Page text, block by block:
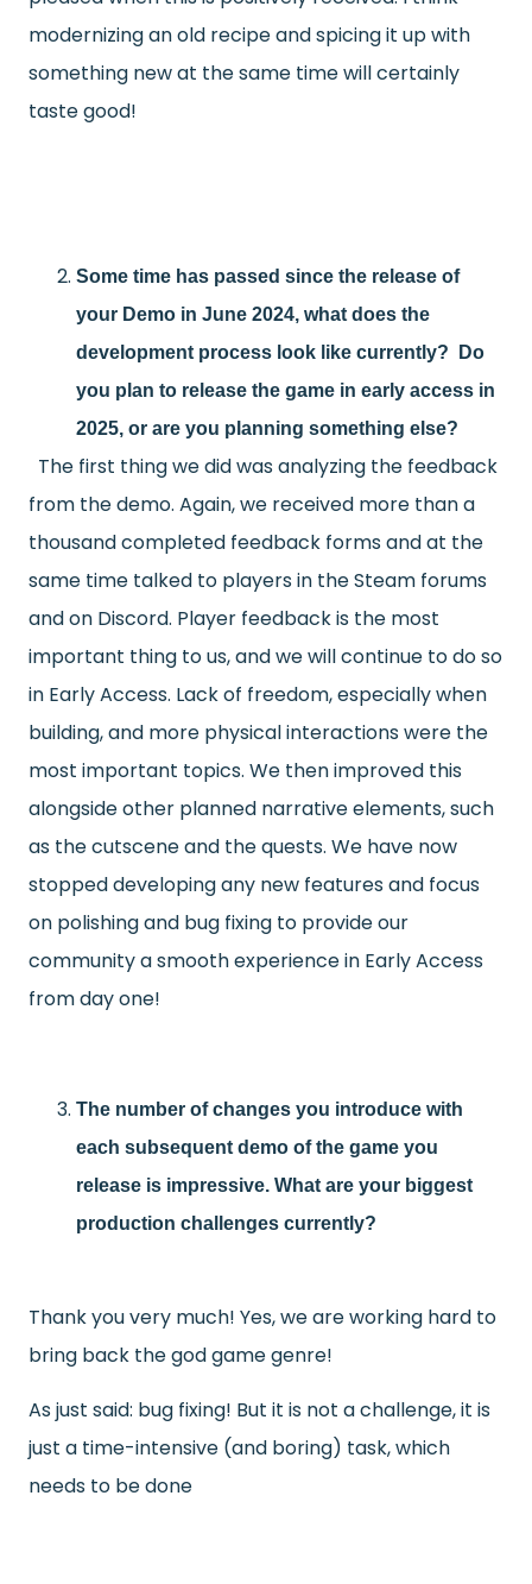
modernizing an old recipe and spicing it up with
something new at the same time will certainly
taste good!
Some time has passed since the release of
your Demo in June 2024, what does the
development process look like currently?
Do
you plan to release the game in early access in
2025, or are you planning something else?
The first thing we did was analyzing the feedback
from the demo. Again, we received more than a
thousand completed feedback forms and at the
same time talked to players in the Steam forums
and on Discord. Player feedback is the most
important thing to us, and we will continue to do so
in Early Access. Lack of freedom, especially when
building, and more physical interactions were the
most important topics. We then improved this
alongside other planned narrative elements, such
as the cutscene and the quests. We have now
stopped developing any new features and focus
on polishing and bug fixing to provide our
community a smooth experience in Early Access
from day one!
The number of changes you introduce with
each subsequent demo of the game you
release is impressive. What are your biggest
production challenges currently?
Thank you very much! Yes, we are working hard to
bring back the god game genre!
As just said: bug fixing! But it is not a challenge, it is
just a time-intensive (and boring) task, which
needs to be done